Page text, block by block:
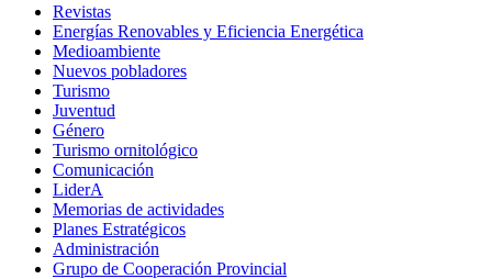
Revistas
Energías Renovables y Eficiencia Energética
Medioambiente
Nuevos pobladores
Turismo
Juventud
Género
Turismo ornitológico
Comunicación
LiderA
Memorias de actividades
Planes Estratégicos
Administración
Grupo de Cooperación Provincial